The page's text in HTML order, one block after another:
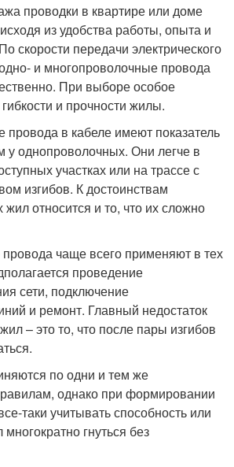
проводки в квартире или доме
из удобства работы, опыта и
скорости передачи электрического
и многопроволочные провода
При выборе особое
и прочности жилы.
в кабеле имеют показатель
у однопроволочных. Они легче в
участках или на трассе с
изгибов. К достоинствам
относится и то, что их сложно
чаще всего применяют в тех
проведение
сети, подключение
и ремонт. Главный недостаток
– это то, что после пары изгибов
по одни и тем же
однако при формировании
таки учитывать способность или
гнуться без